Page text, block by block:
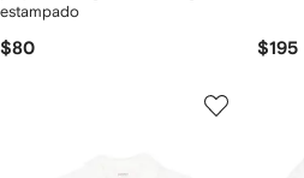
estampado
$80 $195